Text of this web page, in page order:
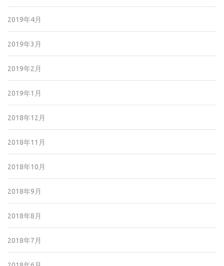
2019年4月
2019年3月
2019年2月
2019年1月
2018年12月
2018年11月
2018年10月
2018年9月
2018年8月
2018年7月